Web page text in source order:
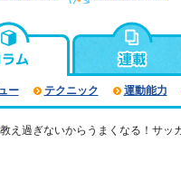
ー テクニック 運動能力
教え過ぎないからうまくなる！サッ